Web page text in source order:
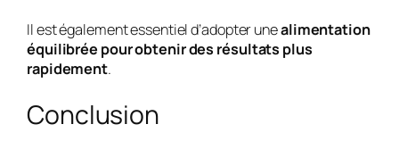
Il est également essentiel d’adopter unealimentation
équilibrée pour obtenir des résultats plus
rapidement.
Conclusion